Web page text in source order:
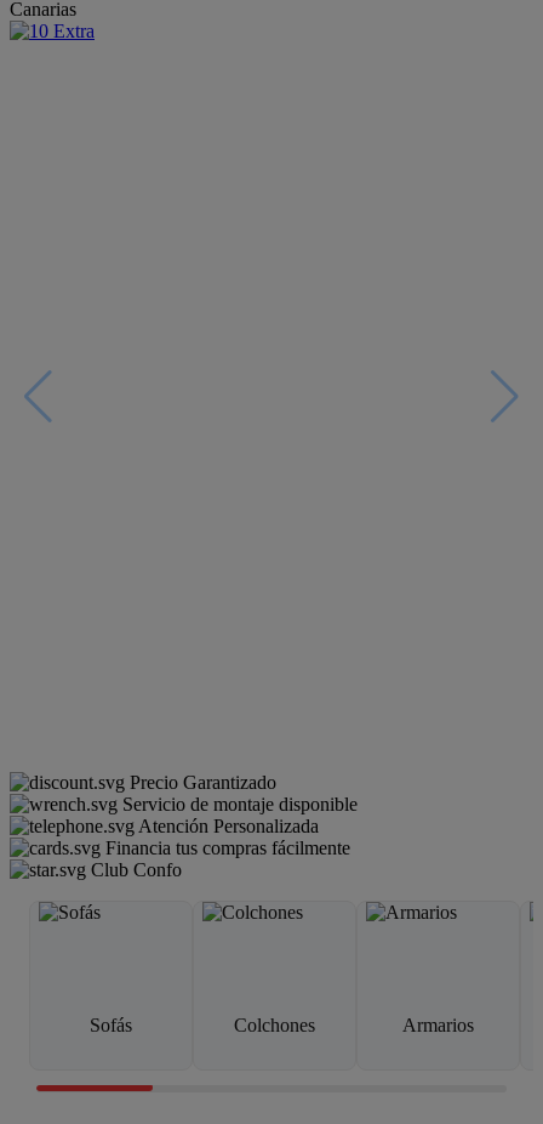
Canarias
Precio Garantizado
Servicio de montaje disponible
Atención Personalizada
Financia tus compras fácilmente
Club Confo
Sofás Colchones Armarios